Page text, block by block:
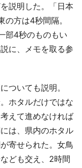
説明した。「日本
方は4秒間隔。
部4秒のものもい
に、メモを取る参
ついても説明。
ホタルだけではな
えて進めなければ
は、県内のホタル
寄せられた。女鳥
ども交え、2時間